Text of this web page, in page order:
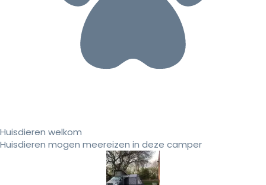
Huisdieren welkom
Huisdieren mogen meereizen in deze camper